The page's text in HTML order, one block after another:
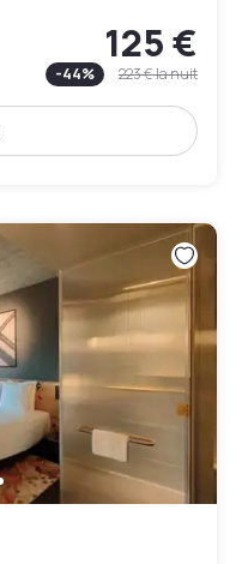
125 €
-44% 223 €la nuit